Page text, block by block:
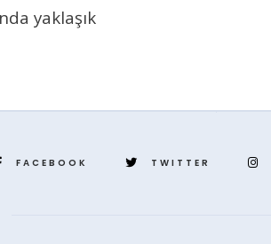
yaklaşık
FACEBOOK TWITTER